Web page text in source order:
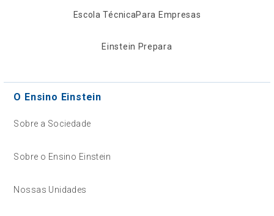
Escola TécnicaPara Empresas
Einstein Prepara
O Ensino Einstein
Sobre a Sociedade
Sobre o Ensino Einstein
Nossas Unidades